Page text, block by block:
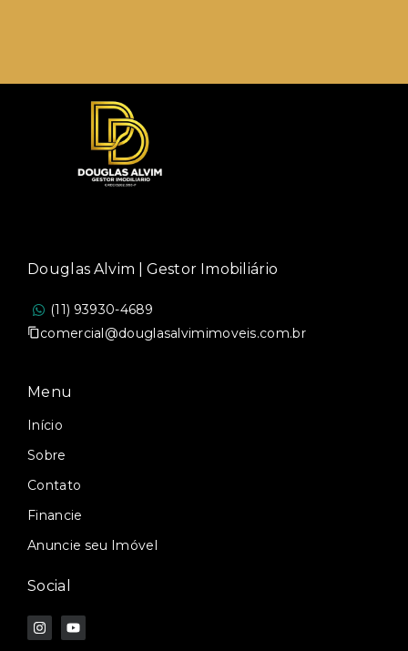
Douglas Alvim | Gestor Imobiliário
(11) 93930-4689
comercial@douglasalvimimoveis.com.br
Menu
Início
Sobre
Contato
Financie
Anuncie seu Imóvel
Social